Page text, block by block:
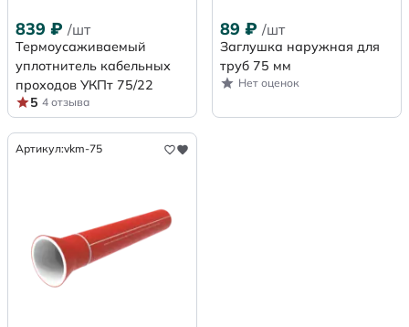
839 ₽ /шт
Термоусаживаемый
уплотнитель кабельных
проходов УКПт 75/22
5 4 отзыва
89 ₽ /шт
Заглушка наружная для
труб 75 мм
Нет оценок
Артикул:vkm-75